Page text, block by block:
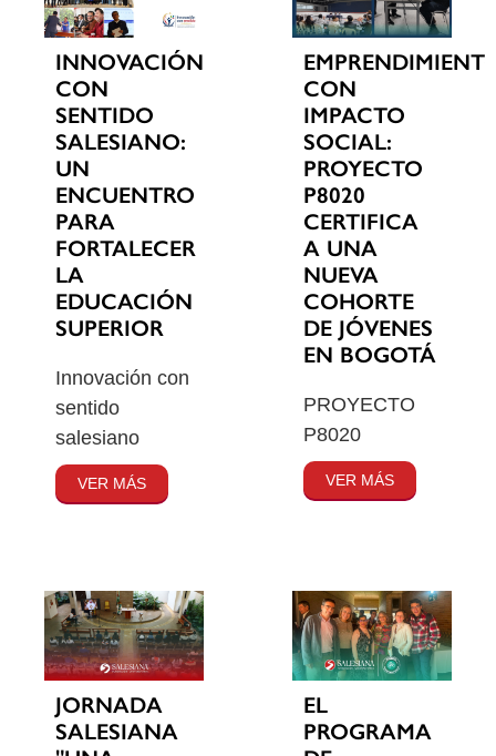
INNOVACIÓN
CON
SENTIDO
SALESIANO:
UN
ENCUENTRO
PARA
FORTALECER
LA
EDUCACIÓN
SUPERIOR
Innovación con
sentido
salesiano
VER MÁS
CON
IMPACTO
SOCIAL:
PROYECTO
P8020
CERTIFICA
A UNA
NUEVA
COHORTE
DE JÓVENES
EN BOGOTÁ
PROYECTO
P8020
VER MÁS
JORNADA
SALESIANA
EL
PROGRAMA